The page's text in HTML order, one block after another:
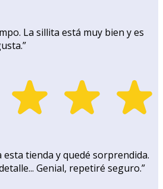
La sillita está muy bien y es
”
tienda y quedé sorprendida.
Genial, repetiré seguro.”